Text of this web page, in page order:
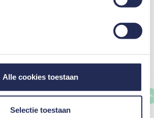
Alle cookies toestaan
Selectie toestaan
S. H.